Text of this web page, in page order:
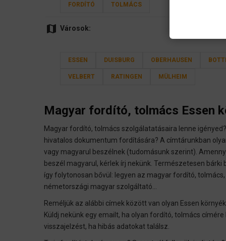
FORDÍTÓ TOLMÁCS
map Városok:
ESSEN DUISBURG OBERHAUSEN
VELBERT RATINGEN MÜLHEIM
Magyar fordító, tolmács Essen
Magyar fordító, tolmács szolgálatatásaira lenne
hivatalos dokumentum fordítására? A címtárunkban
vagy magyarul beszélnek (tudomásunk szerint).
beszél magyarul, kérlek írj nekünk. Természetesen
így folytonosan bővül: legyen az magyar fordító,
németországi magyar szolgáltató...
Reméljük az alábbi címek között van olyan Essen
Küldj nekünk egy emailt, ha olyan fordító, tolmács
visszajelzést, ha hibás adatokat találsz.